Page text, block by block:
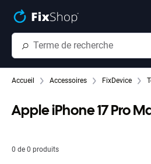
Accueil Accessoires FixDevice
Apple iPhone 17 Pro
0 de 0 produits